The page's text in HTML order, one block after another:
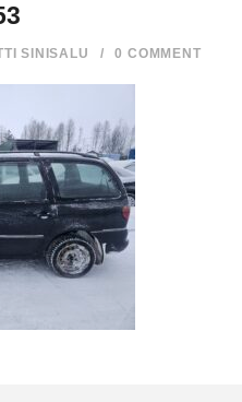
SINISALU / 0 COMMENT